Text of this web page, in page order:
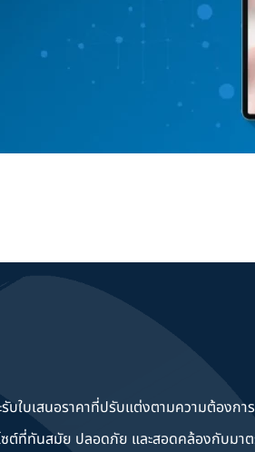
รับใบเสนอราคาที่ปรับแต่งตามความต้องก
ต์ที่ทันสมัย ปลอดภัย และสอดคล้องกับมา